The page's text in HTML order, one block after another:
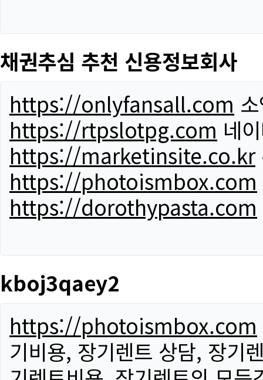
채권추심 추천 신용정보회사
https://onlyfansall.com
https://rtpslotpg.com 네
https://marketinsite.co.kr
https://photoismbox.com
https://dorothypasta.com
kboj3qaey2
https://photoismbox.com
기비용, 장기렌트 상담, 장기